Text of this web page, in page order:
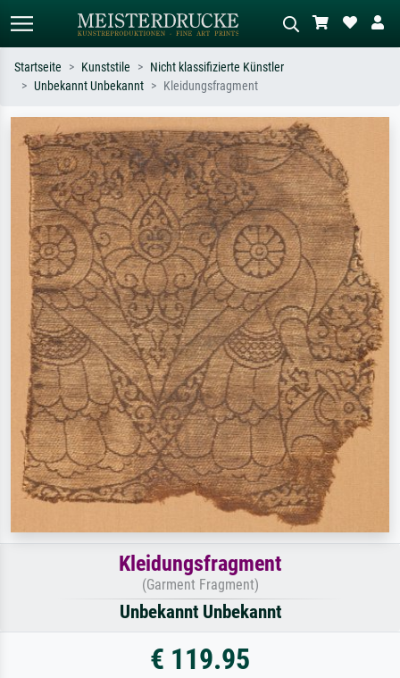
Suchen Sie nach Künstlern, Werktiteln
oder Stilen – z.B. Monet,
Sternennacht, Impressionismus, Welle
Hokusai, Akt.
Beschreiben Sie die Szene – z.B. Grüne
Wiese, Abstrakt mit viel Rot, Dunkles
Ölgemälde, Stehender Akt neben einem
Baum.
Startseite Kunststile
Nicht klassifizierte Künstler
Unbekannt Unbekannt
Kleidungsfragment
Kleidungsfragment
(Garment Fragment)
Unbekannt Unbekannt
€ 119.95